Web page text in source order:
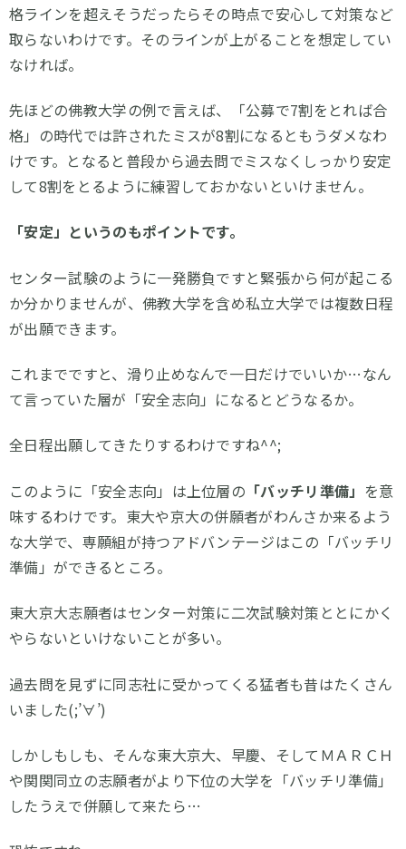
格ラインを超えそうだったらその時点で安心して対策など
取らないわけです。そのラインが上がることを想定してい
なければ。
先ほどの佛教大学の例で言えば、「公募で7割をとれば合
格」の時代では許されたミスが8割になるともうダメなわ
けです。となると普段から過去問でミスなくしっかり安定
して8割をとるように練習しておかないといけません。
「安定」というのもポイントです。
センター試験のように一発勝負ですと緊張から何が起こる
か分かりませんが、佛教大学を含め私立大学では複数日程
が出願できます。
これまでですと、滑り止めなんで一日だけでいいか…なん
て言っていた層が「安全志向」になるとどうなるか。
全日程出願してきたりするわけですね^^;
このように「安全志向」は上位層の 「バッチリ準備」 を意
味するわけです。東大や京大の併願者がわんさか来るよう
な大学で、専願組が持つアドバンテージはこの「バッチリ
準備」ができるところ。
東大京大志願者はセンター対策に二次試験対策ととにかく
やらないといけないことが多い。
過去問を見ずに同志社に受かってくる猛者も昔はたくさん
いました(;’∀’)
しかしもしも、そんな東大京大、早慶、そしてＭＡＲＣＨ
や関関同立の志願者がより下位の大学を「バッチリ準備」
したうえで併願して来たら…